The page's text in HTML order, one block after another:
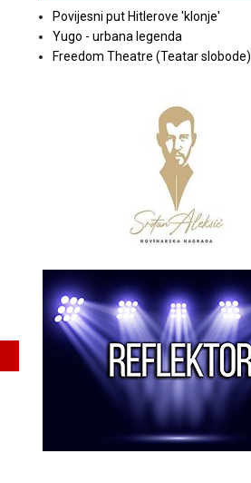
Povijesni put Hitlerove 'klonje'
Yugo - urbana legenda
Freedom Theatre (Teatar slobode)